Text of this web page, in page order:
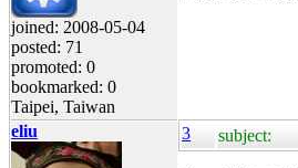
joined: 2008-05-04
posted: 71
promoted: 0
bookmarked: 0
Taipei, Taiwan
eliu 3 subject: